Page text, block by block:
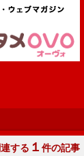
する １ 件の記事